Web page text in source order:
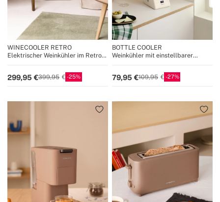
WINECOOLER RETRO
Elektrischer Weinkühler im Retro-
299,95 399,95 25
BOTTLE COOLER
Weinkühler mit einstellbarer
79,95 109,95 27